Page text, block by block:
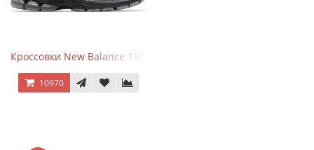
Кроссовки New Balance 1906R Brighton Grey
10970